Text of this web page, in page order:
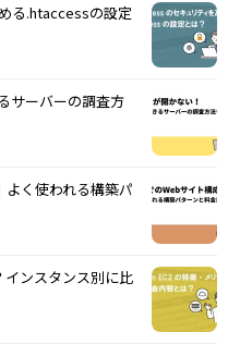
る.htaccessの設定
サーバーの調査方
よく使われる構築パ
インスタンス別に比